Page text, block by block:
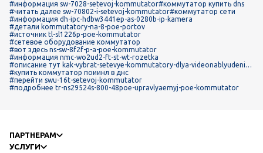
#информация sw-7028-setevoj-kommutator#коммутатор купить dns
#читать далее sw-70802-i-setevoj-kommutator#коммутатор сети
#информация dh-ipc-hdbw3441ep-as-0280b-ip-kamera
#детали kommutatory-na-8-poe-portov
#источник tl-sl1226p-poe-kommutator
#сетевое оборудование коммутатор
#вот здесь ns-sw-8f2f-p-a-poe-kommutator
#информация nmc-wo2ud2-ft-st-wt-rozetka
#описание тут kak-vybrat-setevye-kommutatory-dlya-videonablyudeniya
-osobennosti-i-parametry
#купить коммутатор поиинл в днс
#перейти swu-16t-setevoj-kommutator
#подробнее tr-ns29524s-800-48poe-upravlyaemyj-poe-kommutator
ПАРТНЕРАМ
УСЛУГИ